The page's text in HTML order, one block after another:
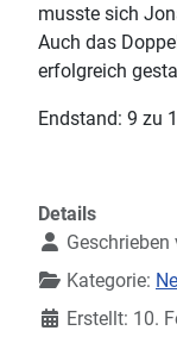
musste sich
Auch das
erfolgreich
Endstand: 9 zu
Details
Geschrieben
Kategorie:
Erstellt: 10.